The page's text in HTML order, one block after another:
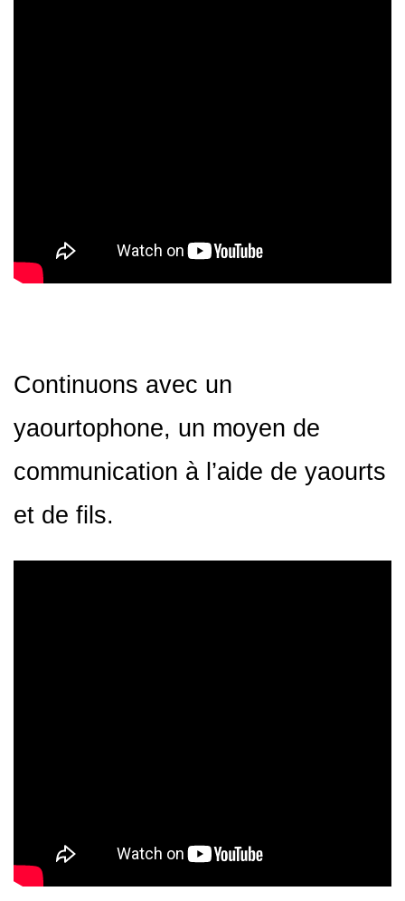
Continuons avec un
yaourtophone, un moyen de
communication à l’aide de yaourts
et de fils.